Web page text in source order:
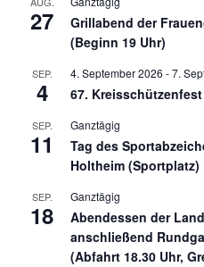
27
Grillabend der
(Beginn 19 Uhr)
SEP.
4
4. September 2026 -7.
67.
SEP.
11
Ganztägig
Tag des
Holtheim (Sportplatz)
SEP.
18
Ganztägig
Abendessen der
anschließend
(Abfahrt 18.30 Uhr,